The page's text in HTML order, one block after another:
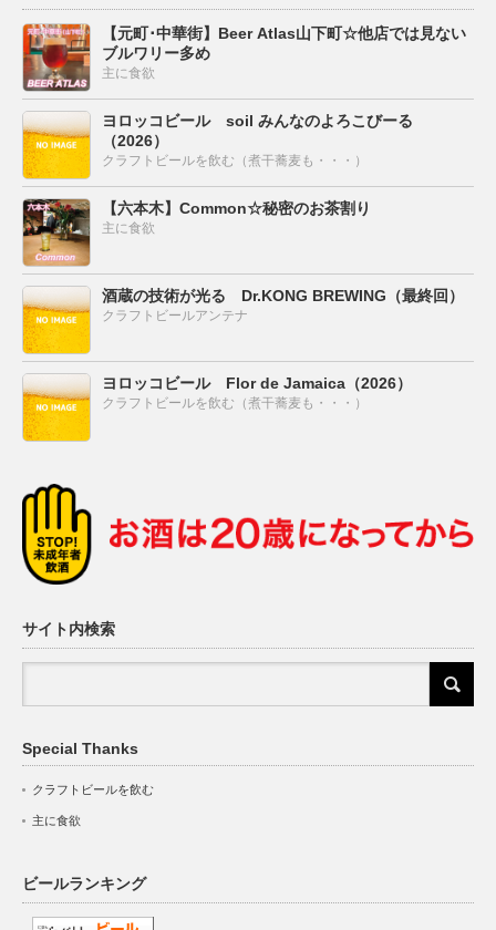
【元町･中華街】Beer Atlas山下町☆他店では見ない
ブルワリー多め
主に食欲
ヨロッコビール soil みんなのよろこびーる
（2026）
クラフトビールを飲む（煮干蕎麦も・・・）
【六本木】Common☆秘密のお茶割り
主に食欲
酒蔵の技術が光る Dr.KONG BREWING（最終回）
クラフトビールアンテナ
ヨロッコビール Flor de Jamaica（2026）
クラフトビールを飲む（煮干蕎麦も・・・）
サイト内検索
Special Thanks
クラフトビールを飲む
主に食欲
ビールランキング